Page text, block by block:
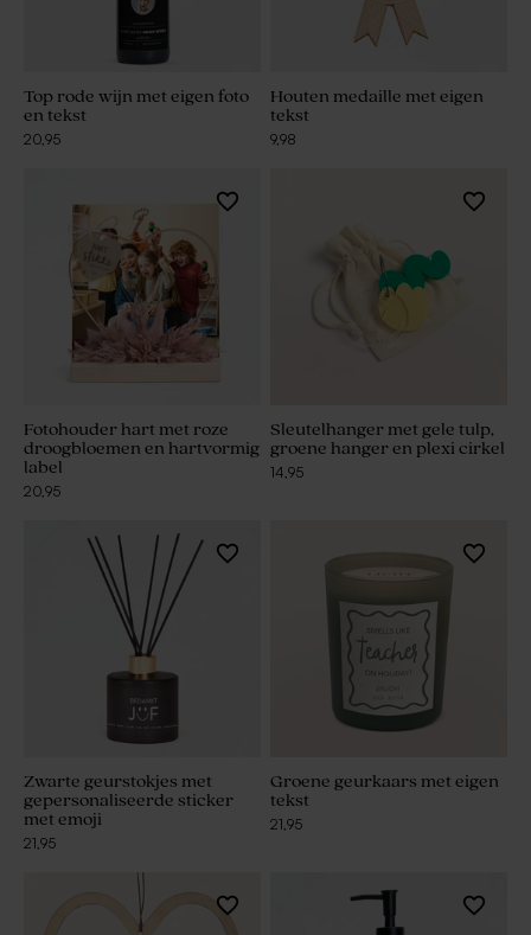
Top rode wijn met eigen foto
en tekst
20,95
Houten medaille met eigen
tekst
9,98
Fotohouder hart met roze
droogbloemen en hartvormig
label
20,95
Sleutelhanger met gele tulp,
groene hanger en plexi cirkel
14,95
Zwarte geurstokjes met
gepersonaliseerde sticker
met emoji
21,95
Groene geurkaars met eigen
tekst
21,95